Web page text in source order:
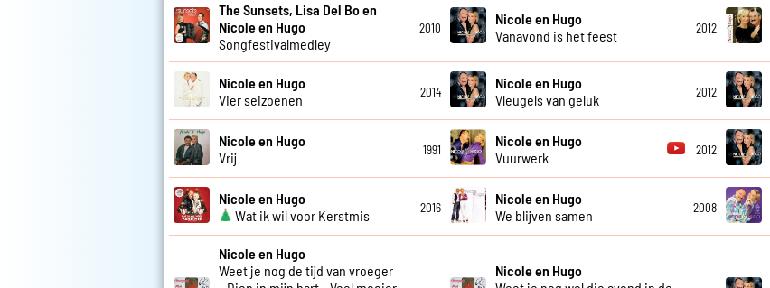
The Sunsets, Lisa Del Bo en
Nicole en Hugo
Songfestivalmedley
2010
Nicole en Hugo
Vanavond is het feest
2012
Nicole en Hugo
Vier seizoenen
2014
Nicole en Hugo
Vleugels van geluk
2012
Nicole en Hugo
Vrij
1991
Nicole en Hugo
Vuurwerk
2012
Nicole en Hugo
Wat ik wil voor Kerstmis
2016
Nicole en Hugo
We blijven samen
2008
Nicole en Hugo
Weet je nog de tijd van vroeger
Nicole en Hugo